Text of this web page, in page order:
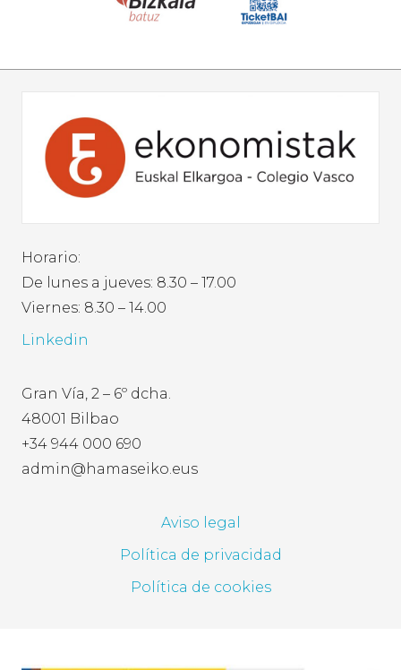
Horario:
De lunes a jueves: 8.30 – 17.00
Viernes: 8.30 – 14.00
Linkedin
Gran Vía, 2 – 6º dcha.
48001 Bilbao
+34 944 000 690
admin@hamaseiko.eus
Aviso legal
Política de privacidad
Política de cookies